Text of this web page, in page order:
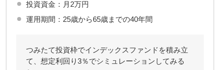
投資資金：月2万円
運用期間：25歳から65歳までの40年間
つみたて投資枠でインデックスファンドを積み立
て、想定利回り3％でシミュレーションしてみる